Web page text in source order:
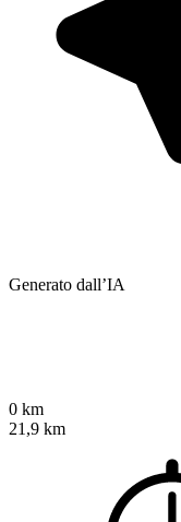
Generato dall’IA
0 km
21,9 km